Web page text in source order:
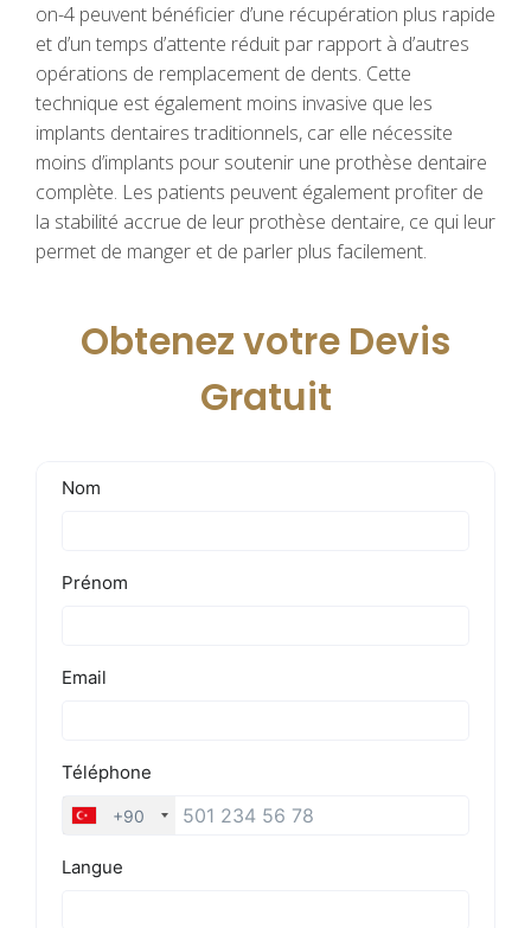
on-4 peuvent bénéficier d’une récupération plus rapide
et d’un temps d’attente réduit par rapport à d’autres
opérations de remplacement de dents. Cette
technique est également moins invasive que les
implants dentaires traditionnels, car elle nécessite
moins d’implants pour soutenir une prothèse dentaire
complète. Les patients peuvent également profiter de
la stabilité accrue de leur prothèse dentaire, ce qui leur
permet de manger et de parler plus facilement.
Obtenez votre Devis
Gratuit